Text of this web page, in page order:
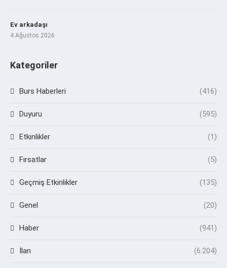
Ev arkadaşı
4 Ağustos 2026
Kategoriler
Burs Haberleri (416)
Duyuru (595)
Etkinlikler (1)
Fırsatlar (5)
Geçmiş Etkinlikler (135)
Genel (20)
Haber (941)
İlan (6.204)